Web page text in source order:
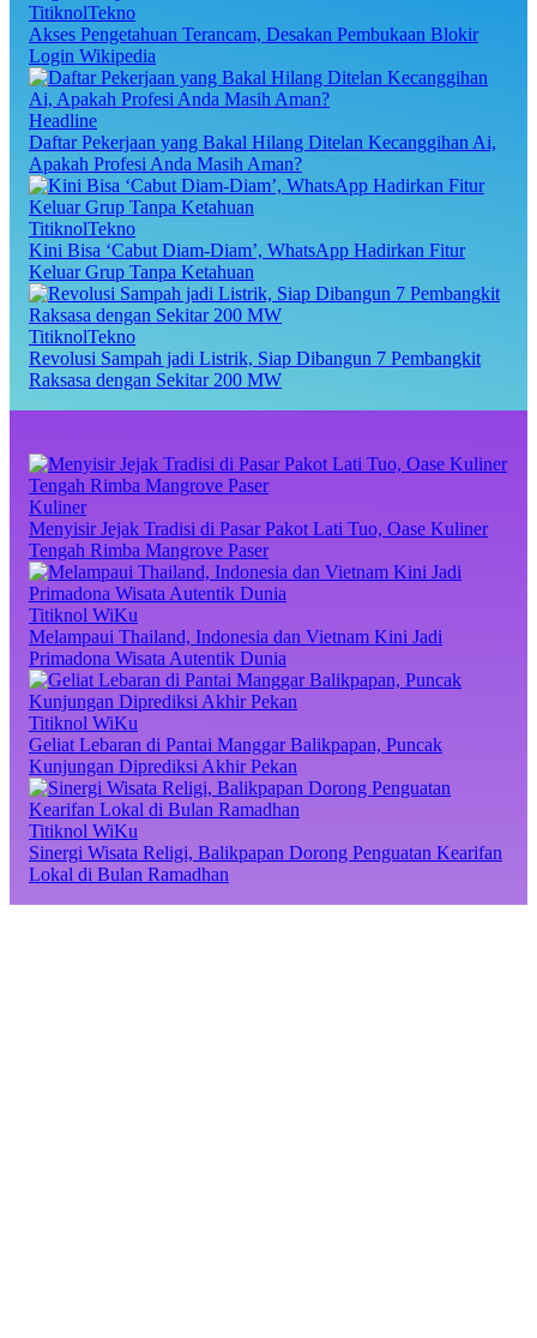
TitiknolTekno
Akses Pengetahuan Terancam, Desakan Pembukaan Blokir
Login Wikipedia
Headline
Daftar Pekerjaan yang Bakal Hilang Ditelan Kecanggihan Ai,
Apakah Profesi Anda Masih Aman?
TitiknolTekno
Kini Bisa ‘Cabut Diam-Diam’, WhatsApp Hadirkan Fitur
Keluar Grup Tanpa Ketahuan
TitiknolTekno
Revolusi Sampah jadi Listrik, Siap Dibangun 7 Pembangkit
Raksasa dengan Sekitar 200 MW
Kuliner
Menyisir Jejak Tradisi di Pasar Pakot Lati Tuo, Oase Kuliner
Tengah Rimba Mangrove Paser
Titiknol WiKu
Melampaui Thailand, Indonesia dan Vietnam Kini Jadi
Primadona Wisata Autentik Dunia
Titiknol WiKu
Geliat Lebaran di Pantai Manggar Balikpapan, Puncak
Kunjungan Diprediksi Akhir Pekan
Titiknol WiKu
Sinergi Wisata Religi, Balikpapan Dorong Penguatan Kearifan
Lokal di Bulan Ramadhan